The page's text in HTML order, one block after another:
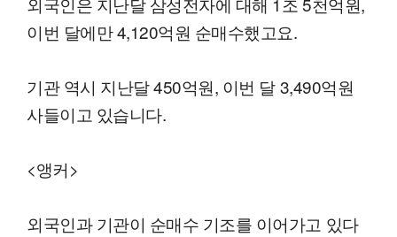
이번 달에만 4,120억원 순매수했고요.
기관 역시 지난달 450억원, 이번 달 3,490억원
사들이고 있습니다.
<앵커>
외국인과 기관이 순매수 기조를 이어가고 있다